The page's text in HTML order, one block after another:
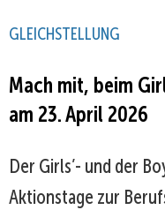
GLEICHSTELLUNG
Mach mit, beim
am 23. April 2026
Der Girls’- und der
Aktionstage zur